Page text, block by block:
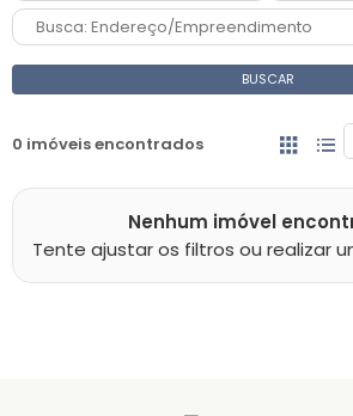
BUSCAR
0 imóveis encontrados
Nenhum imóvel
Tente ajustar os filtros ou realizar